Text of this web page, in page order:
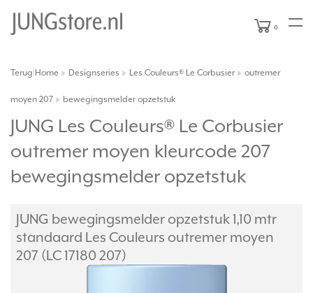
0
Terug Home Designseries Les Couleurs® Le Corbusier outremer
moyen 207 bewegingsmelder opzetstuk
JUNG Les Couleurs® Le Corbusier
outremer moyen kleurcode 207
bewegingsmelder opzetstuk
JUNG bewegingsmelder opzetstuk 1,10 mtr
standaard Les Couleurs outremer moyen
207 (LC 17180 207)